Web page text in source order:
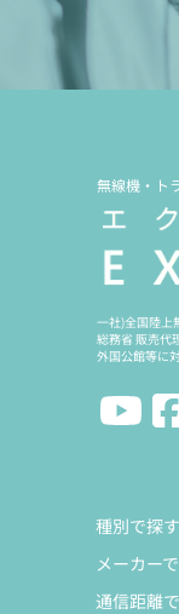
無線機・ト
一社)全国陸上
総務省 販売代
外国公館等に
種別で探す
メーカー
通信距離